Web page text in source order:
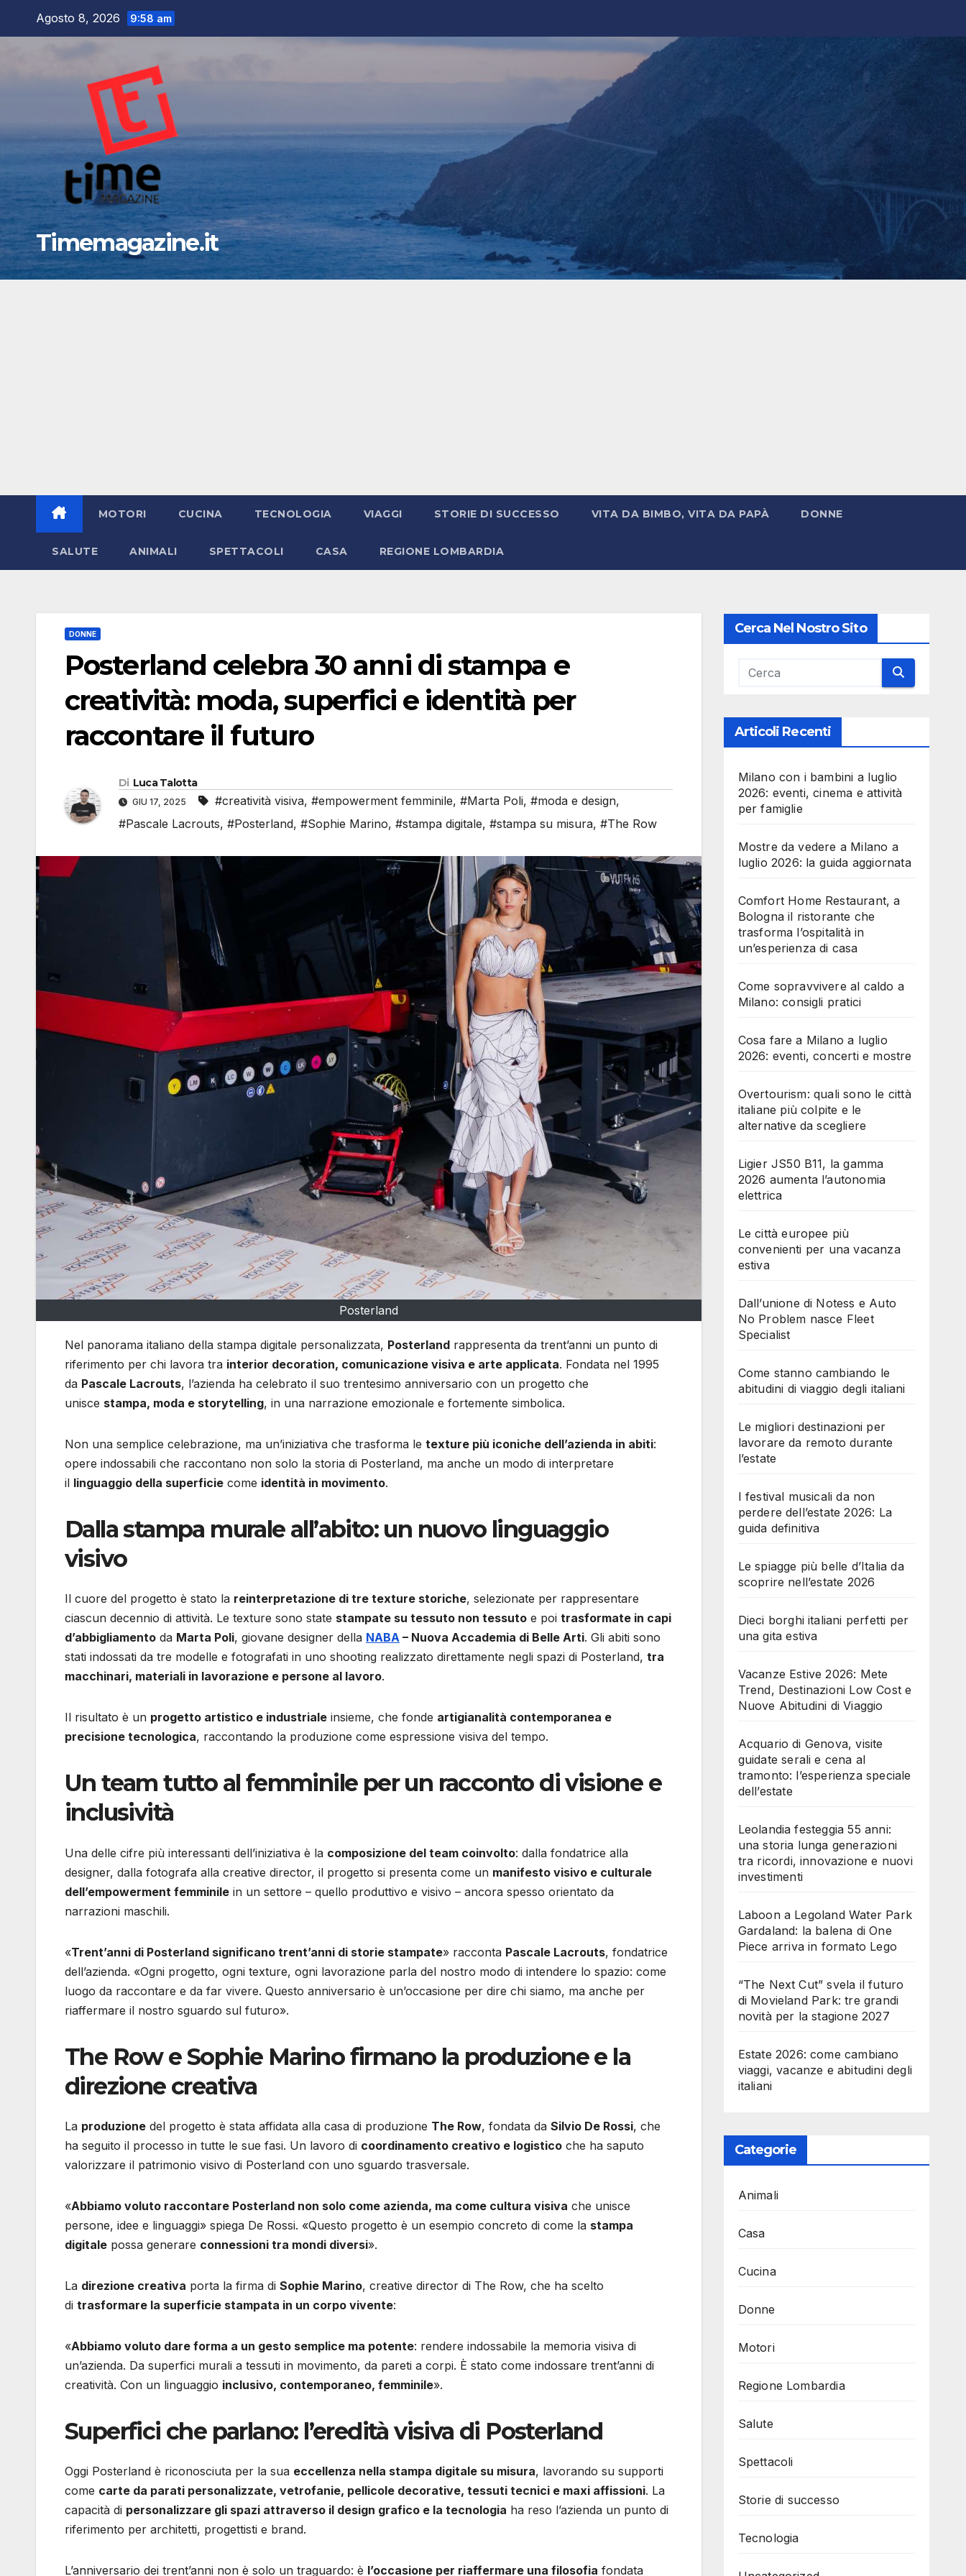
Agosto 8, 2026 9:58 am
Timemagazine.it
MOTORI CUCINA TECNOLOGIA VIAGGI STORIE DI SUCCESSO VITA DA BIMBO, VITA DA PAPÀ DONNE
SALUTE ANIMALI SPETTACOLI CASA REGIONE LOMBARDIA
DONNE
Posterland celebra 30 anni di stampa e
creatività: moda, superfici e identità per
raccontare il futuro
Di Luca Talotta
GIU 17, 2025 #creatività visiva, #empowerment femminile, #Marta Poli, #moda e design,
#Pascale Lacrouts, #Posterland, #Sophie Marino, #stampa digitale, #stampa su misura, #The Row
Posterland
Nel panorama italiano della stampa digitale personalizzata, Posterland rappresenta da trent’anni un punto di
riferimento per chi lavora tra interior decoration, comunicazione visiva e arte applicata. Fondata nel 1995
da Pascale Lacrouts, l’azienda ha celebrato il suo trentesimo anniversario con un progetto che
unisce stampa, moda e storytelling, in una narrazione emozionale e fortemente simbolica.
Non una semplice celebrazione, ma un’iniziativa che trasforma le texture più iconiche dell’azienda in abiti:
opere indossabili che raccontano non solo la storia di Posterland, ma anche un modo di interpretare
il linguaggio della superficie come identità in movimento.
Dalla stampa murale all’abito: un nuovo linguaggio
visivo
Il cuore del progetto è stato la reinterpretazione di tre texture storiche, selezionate per rappresentare
ciascun decennio di attività. Le texture sono state stampate su tessuto non tessuto e poi trasformate in capi
d’abbigliamento da Marta Poli, giovane designer della NABA – Nuova Accademia di Belle Arti. Gli abiti sono
stati indossati da tre modelle e fotografati in uno shooting realizzato direttamente negli spazi di Posterland, tra
macchinari, materiali in lavorazione e persone al lavoro.
Il risultato è un progetto artistico e industriale insieme, che fonde artigianalità contemporanea e
precisione tecnologica, raccontando la produzione come espressione visiva del tempo.
Un team tutto al femminile per un racconto di visione e
inclusività
Una delle cifre più interessanti dell’iniziativa è la composizione del team coinvolto: dalla fondatrice alla
designer, dalla fotografa alla creative director, il progetto si presenta come un manifesto visivo e culturale
dell’empowerment femminile in un settore – quello produttivo e visivo – ancora spesso orientato da
narrazioni maschili.
«Trent’anni di Posterland significano trent’anni di storie stampate» racconta Pascale Lacrouts, fondatrice
dell’azienda. «Ogni progetto, ogni texture, ogni lavorazione parla del nostro modo di intendere lo spazio: come
luogo da raccontare e da far vivere. Questo anniversario è un’occasione per dire chi siamo, ma anche per
riaffermare il nostro sguardo sul futuro».
The Row e Sophie Marino firmano la produzione e la
direzione creativa
La produzione del progetto è stata affidata alla casa di produzione The Row, fondata da Silvio De Rossi, che
ha seguito il processo in tutte le sue fasi. Un lavoro di coordinamento creativo e logistico che ha saputo
valorizzare il patrimonio visivo di Posterland con uno sguardo trasversale.
«Abbiamo voluto raccontare Posterland non solo come azienda, ma come cultura visiva che unisce
persone, idee e linguaggi» spiega De Rossi. «Questo progetto è un esempio concreto di come la stampa
digitale possa generare connessioni tra mondi diversi».
La direzione creativa porta la firma di Sophie Marino, creative director di The Row, che ha scelto
di trasformare la superficie stampata in un corpo vivente:
«Abbiamo voluto dare forma a un gesto semplice ma potente: rendere indossabile la memoria visiva di
un’azienda. Da superfici murali a tessuti in movimento, da pareti a corpi. È stato come indossare trent’anni di
creatività. Con un linguaggio inclusivo, contemporaneo, femminile».
Superfici che parlano: l’eredità visiva di Posterland
Oggi Posterland è riconosciuta per la sua eccellenza nella stampa digitale su misura, lavorando su supporti
come carte da parati personalizzate, vetrofanie, pellicole decorative, tessuti tecnici e maxi affissioni. La
capacità di personalizzare gli spazi attraverso il design grafico e la tecnologia ha reso l’azienda un punto di
riferimento per architetti, progettisti e brand.
L’anniversario dei trent’anni non è solo un traguardo: è l’occasione per riaffermare una filosofia fondata
Cerca Nel Nostro Sito
Articoli Recenti
Milano con i bambini a luglio
2026: eventi, cinema e attività
per famiglie
Mostre da vedere a Milano a
luglio 2026: la guida aggiornata
Comfort Home Restaurant, a
Bologna il ristorante che
trasforma l’ospitalità in
un’esperienza di casa
Come sopravvivere al caldo a
Milano: consigli pratici
Cosa fare a Milano a luglio
2026: eventi, concerti e mostre
Overtourism: quali sono le città
italiane più colpite e le
alternative da scegliere
Ligier JS50 B11, la gamma
2026 aumenta l’autonomia
elettrica
Le città europee più
convenienti per una vacanza
estiva
Dall’unione di Notess e Auto
No Problem nasce Fleet
Specialist
Come stanno cambiando le
abitudini di viaggio degli italiani
Le migliori destinazioni per
lavorare da remoto durante
l’estate
I festival musicali da non
perdere dell’estate 2026: La
guida definitiva
Le spiagge più belle d’Italia da
scoprire nell’estate 2026
Dieci borghi italiani perfetti per
una gita estiva
Vacanze Estive 2026: Mete
Trend, Destinazioni Low Cost e
Nuove Abitudini di Viaggio
Acquario di Genova, visite
guidate serali e cena al
tramonto: l’esperienza speciale
dell’estate
Leolandia festeggia 55 anni:
una storia lunga generazioni
tra ricordi, innovazione e nuovi
investimenti
Laboon a Legoland Water Park
Gardaland: la balena di One
Piece arriva in formato Lego
“The Next Cut” svela il futuro
di Movieland Park: tre grandi
novità per la stagione 2027
Estate 2026: come cambiano
viaggi, vacanze e abitudini degli
italiani
Categorie
Animali
Casa
Cucina
Donne
Motori
Regione Lombardia
Salute
Spettacoli
Storie di successo
Tecnologia